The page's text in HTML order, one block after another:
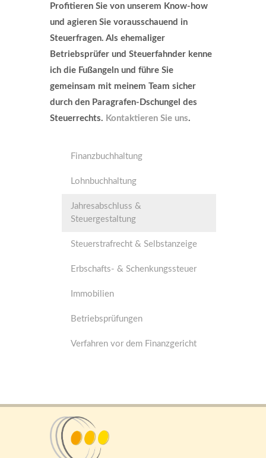
Profitieren Sie von unserem Know‐ how
und agieren Sie vorausschauend in
Steuerfragen. Als ehemaliger
Betriebsprüfer und Steuerfahnder kenne
ich die Fußangeln und führe Sie
gemeinsam mit meinem Team sicher
durch den Paragrafen-Dschungel des
Steuerrechts. Kontaktieren Sie uns.
Finanzbuchhaltung
Lohnbuchhaltung
Jahresabschluss &
Steuergestaltung
Steuerstrafrecht & Selbstanzeige
Erbschafts- & Schenkungssteuer
Immobilien
Betriebsprüfungen
Verfahren vor dem Finanzgericht